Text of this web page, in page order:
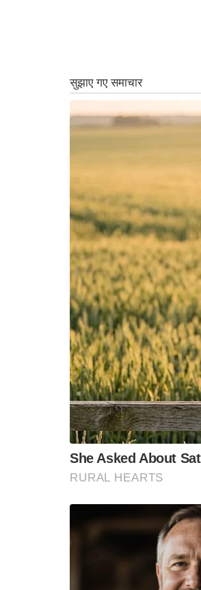
क्लोज स्टोरी
पढ़ने के लिए कम समय?
त्वरित पठन का
खाद्य प्रसंस्करण
बागवानी और खाद्य
रोजगार के अवसरों
पंजाब भवन में
मंत्री ने जोर देकर
किसान इन फलों से जूस